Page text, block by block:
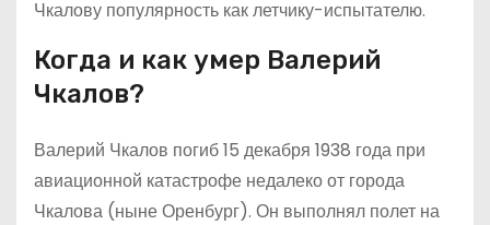
Чкалову популярность как летчику-испытателю.
Когда и как умер Валерий
Чкалов?
Валерий Чкалов погиб 15 декабря 1938 года при
авиационной катастрофе недалеко от города
Чкалова (ныне Оренбург). Он выполнял полет на